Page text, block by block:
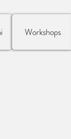
Workshops